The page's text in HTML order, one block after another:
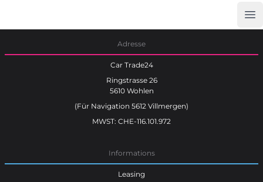
Adresse
Car Trade24
Ringstrasse 26
5610 Wohlen
(Für Navigation 5612 Villmergen)
MWST: CHE-116.101.972
Informations
Leasing